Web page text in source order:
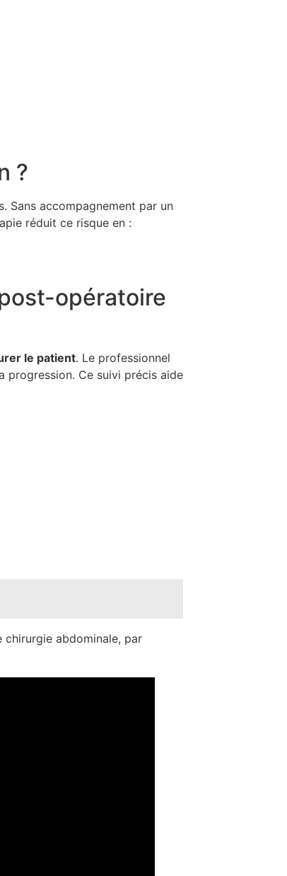
?
Sans accompagnement par un
réduit ce risque en :
opératoire
le patient. Le professionnel
progression. Ce suivi précis aide
chirurgie abdominale, par